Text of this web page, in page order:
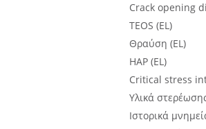
Crack opening
TEOS (EL)
Θραύση (EL)
HAP (EL)
Critical stress
Υλικά
Ιστορικά